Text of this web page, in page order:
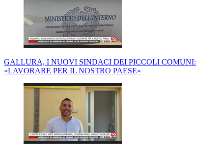
GALLURA, I NUOVI SINDACI DEI PICCOLI COMUNI:
«LAVORARE PER IL NOSTRO PAESE»